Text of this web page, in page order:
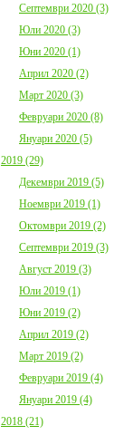
Септември 2020 (3)
Юли 2020 (3)
Юни 2020 (1)
Април 2020 (2)
Март 2020 (3)
Февруари 2020 (8)
Януари 2020 (5)
2019 (29)
Декември 2019 (5)
Ноември 2019 (1)
Октомври 2019 (2)
Септември 2019 (3)
Август 2019 (3)
Юли 2019 (1)
Юни 2019 (2)
Април 2019 (2)
Март 2019 (2)
Февруари 2019 (4)
Януари 2019 (4)
2018 (21)